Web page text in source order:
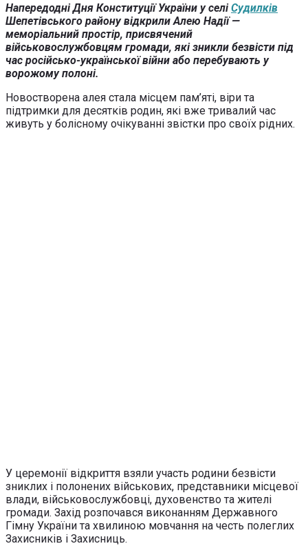
Напередодні Дня Конституції України у селіСудилків
Шепетівського району відкрили Алею Надії —
меморіальний простір, присвячений
військовослужбовцям громади, які зникли безвісти під
час російсько-української війни або перебувають у
ворожому полоні.
Новостворена алея стала місцем пам’яті, віри та
підтримки для десятків родин, які вже тривалий час
живуть у болісному очікуванні звістки про своїх рідних.
У церемонії відкриття взяли участь родини безвісти
зниклих і полонених військових, представники місцевої
влади, військовослужбовці, духовенство та жителі
громади. Захід розпочався виконанням Державного
Гімну України та хвилиною мовчання на честь полеглих
Захисників і Захисниць.